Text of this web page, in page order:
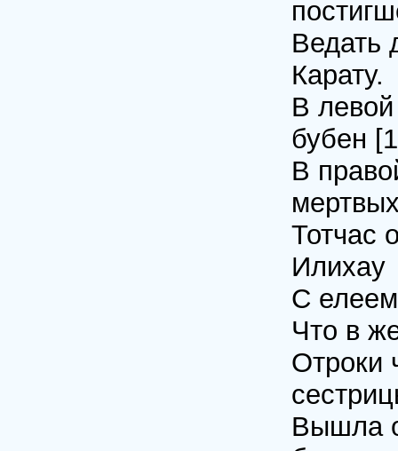
Ведать
Карату.
В
бубен
В
Тотчас
Илихау
С
Что в
Отроки
Вышла